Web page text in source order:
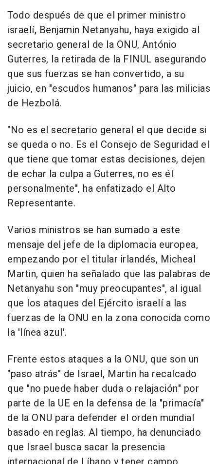
Todo después de que el primer ministro
israelí, Benjamin Netanyahu, haya exigido al
secretario general de la ONU, António
Guterres, la retirada de la FINUL asegurando
que sus fuerzas se han convertido, a su
juicio, en "escudos humanos" para las milicias
de Hezbolá.
"No es el secretario general el que decide si
se queda o no. Es el Consejo de Seguridad el
que tiene que tomar estas decisiones, dejen
de echar la culpa a Guterres, no es él
personalmente", ha enfatizado el Alto
Representante.
Varios ministros se han sumado a este
mensaje del jefe de la diplomacia europea,
empezando por el titular irlandés, Micheal
Martin, quien ha señalado que las palabras de
Netanyahu son "muy preocupantes", al igual
que los ataques del Ejército israelí a las
fuerzas de la ONU en la zona conocida como
la 'línea azul'.
Frente estos ataques a la ONU, que son un
"paso atrás" de Israel, Martin ha recalcado
que "no puede haber duda o relajación" por
parte de la UE en la defensa de la "primacía"
de la ONU para defender el orden mundial
basado en reglas. Al tiempo, ha denunciado
que Israel busca sacar la presencia